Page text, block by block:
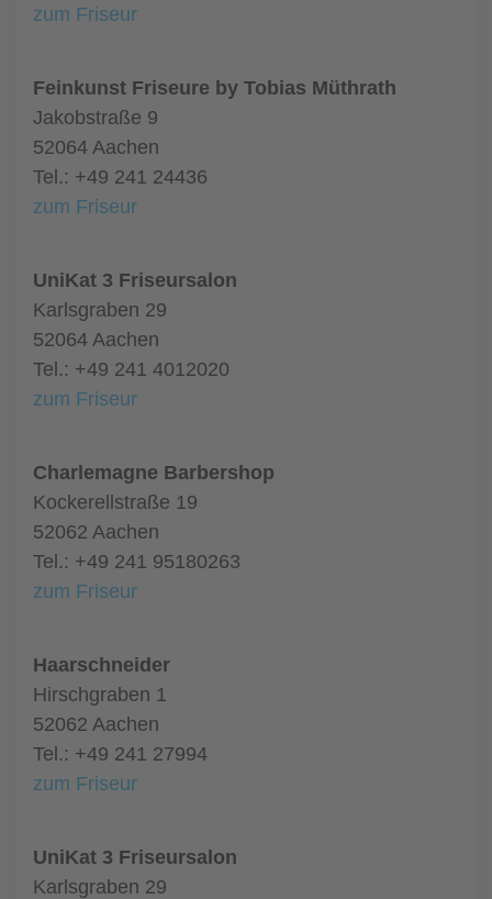
zum Friseur
Feinkunst Friseure by Tobias Müthrath
Jakobstraße 9
52064 Aachen
Tel.: +49 241 24436
zum Friseur
UniKat 3 Friseursalon
Karlsgraben 29
52064 Aachen
Tel.: +49 241 4012020
zum Friseur
Charlemagne Barbershop
Kockerellstraße 19
52062 Aachen
Tel.: +49 241 95180263
zum Friseur
Haarschneider
Hirschgraben 1
52062 Aachen
Tel.: +49 241 27994
zum Friseur
UniKat 3 Friseursalon
Karlsgraben 29